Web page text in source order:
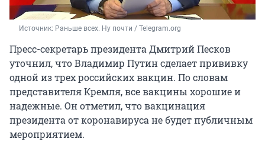
Источник: Раньше всех. Ну почти / Telegram.org
Пресс-секретарь президента Дмитрий Песков
уточнил, что Владимир Путин сделает прививку
одной из трех российских вакцин. По словам
представителя Кремля, все вакцины хорошие и
надежные. Он отметил, что вакцинация
президента от коронавируса не будет публичным
мероприятием.